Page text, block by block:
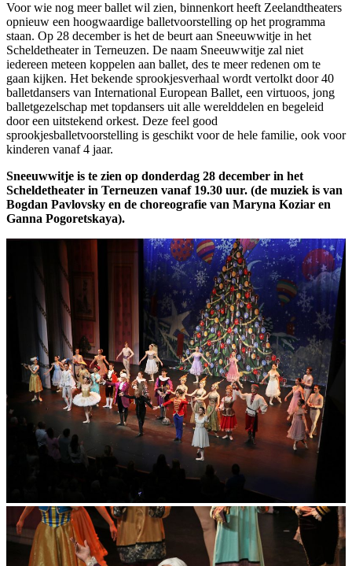
Voor wie nog meer ballet wil zien, binnenkort heeft Zeelandtheaters
opnieuw een hoogwaardige balletvoorstelling op het programma
staan. Op 28 december is het de beurt aan Sneeuwwitje in het
Scheldetheater in Terneuzen. De naam Sneeuwwitje zal niet
iedereen meteen koppelen aan ballet, des te meer redenen om te
gaan kijken. Het bekende sprookjesverhaal wordt vertolkt door 40
balletdansers van International European Ballet, een virtuoos, jong
balletgezelschap met topdansers uit alle werelddelen en begeleid
door een uitstekend orkest. Deze feel good
sprookjesballetvoorstelling is geschikt voor de hele familie, ook voor
kinderen vanaf 4 jaar.
Sneeuwwitje is te zien op donderdag 28 december in het
Scheldetheater in Terneuzen vanaf 19.30 uur. (de muziek is van
Bogdan Pavlovsky en de choreografie van Maryna Koziar en
Ganna Pogoretskaya).